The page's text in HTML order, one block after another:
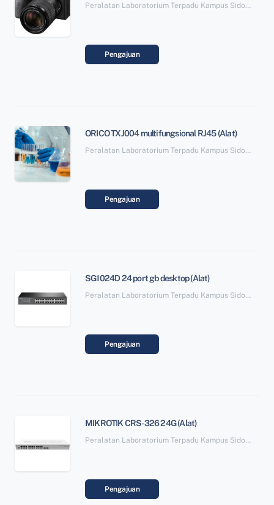
Peralatan Laboratorium Terpadu Kampus Sidotopo SBSN Paket 6
Pengajuan
ORICO TXJ004 multifungsional RJ45 (Alat)
Peralatan Laboratorium Terpadu Kampus Sidotopo SBSN Paket 6
Pengajuan
SG1024D 24 port gb desktop (Alat)
Peralatan Laboratorium Terpadu Kampus Sidotopo SBSN Paket 6
Pengajuan
MIKROTIK CRS-326 24G (Alat)
Peralatan Laboratorium Terpadu Kampus Sidotopo SBSN Paket 6
Pengajuan